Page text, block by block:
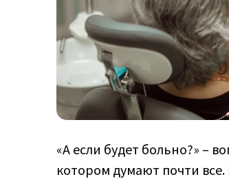
«А если будет больно?» –
котором думают почти